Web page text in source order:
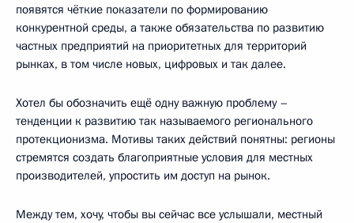
появятся чёткие показатели по формированию
конкурентной среды, а также обязательства по развитию
частных предприятий на приоритетных для территорий
рынках, в том числе новых, цифровых и так далее.
Хотел бы обозначить ещё одну важную проблему –
тенденции к развитию так называемого регионального
протекционизма. Мотивы таких действий понятны: регионы
стремятся создать благоприятные условия для местных
производителей, упростить им доступ на рынок.
Между тем, хочу, чтобы вы сейчас все услышали, местный